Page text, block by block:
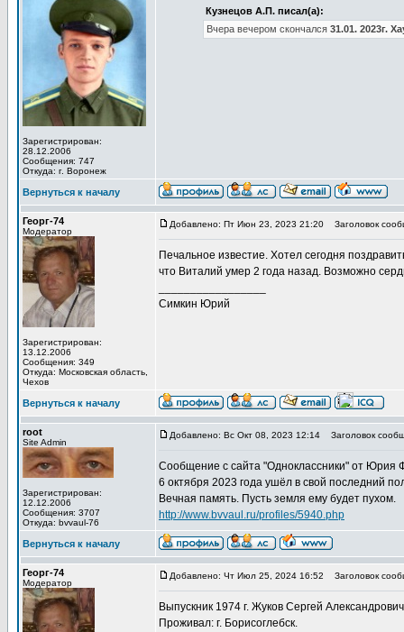
Зарегистрирован:
28.12.2006
Сообщения: 747
Откуда: г. Воронеж
Кузнецов А.П. писал(а):
Вчера вечером скончался 31.01. 2023г.
Вернуться к началу
Георг-74
Модератор
Зарегистрирован:
13.12.2006
Сообщения: 349
Откуда: Московская область,
Чехов
Добавлено: Пт Июн 23, 2023 21:20 Заголовок
Печальное известие. Хотел сегодня
что Виталий умер 2 года назад. Возможно
Симкин Юрий
Вернуться к началу
root
Site Admin
Зарегистрирован:
12.12.2006
Сообщения: 3707
Откуда: bvvaul-76
Добавлено: Вс Окт 08, 2023 12:14 Заголовок
Сообщение с сайта "Одноклассники" от Юрия
6 октября 2023 года ушёл в свой последний
Вечная память. Пусть земля ему будет пухом.
http://www.bvvaul.ru/profiles/5940.php
Вернуться к началу
Георг-74
Модератор
Добавлено: Чт Июл 25, 2024 16:52 Заголовок
Выпускник 1974 г. Жуков Сергей
Проживал: г. Борисоглебск.